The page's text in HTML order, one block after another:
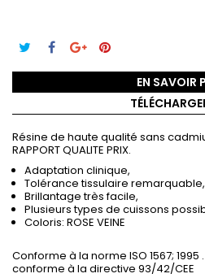
EN SAVOIR
Résine de haute qualité sans
RAPPORT QUALITE PRIX.
Adaptation clinique,
Tolérance tissulaire remarquable,
Brillantage très facile,
Plusieurs types de cuissons
Coloris: ROSE VEINE
Conforme à la norme ISO 1567; 1995
conforme à la directive 93/42/CEE